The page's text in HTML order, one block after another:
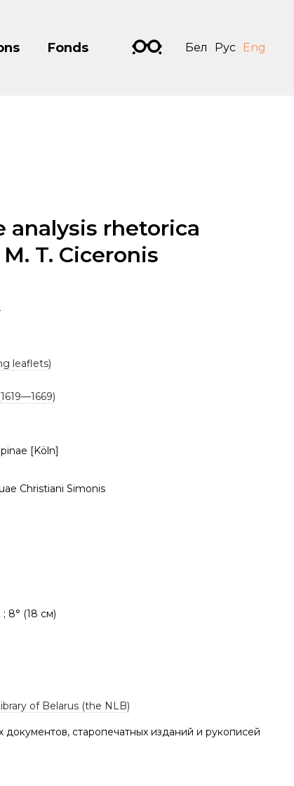
Fonds Бел Рус Eng
analysis rhetorica
T. Ciceronis
leaflets)
[Köln]
Christiani Simonis
8° (18 см)
of Belarus (the NLB)
старопечатных изданий и рукописей